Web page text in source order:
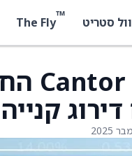
וול סטריט ™
The Fly